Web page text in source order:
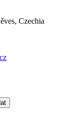
Czechia